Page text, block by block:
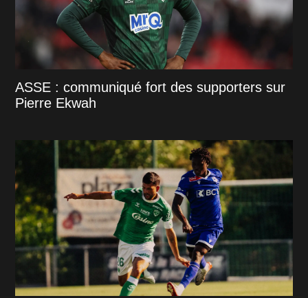
ASSE : communiqué fort des supporters sur
Pierre Ekwah